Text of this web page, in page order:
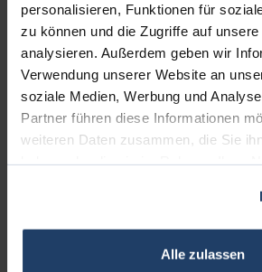
personalisieren, Funktionen für
zu können und die Zugriffe auf
analysieren. Außerdem geben wir
Verwendung unserer Website an
soziale Medien, Werbung und
Partner führen diese Informationen
weiteren Daten zusammen, die Sie
Alle zulassen
Bad Nauheimer Straße 4